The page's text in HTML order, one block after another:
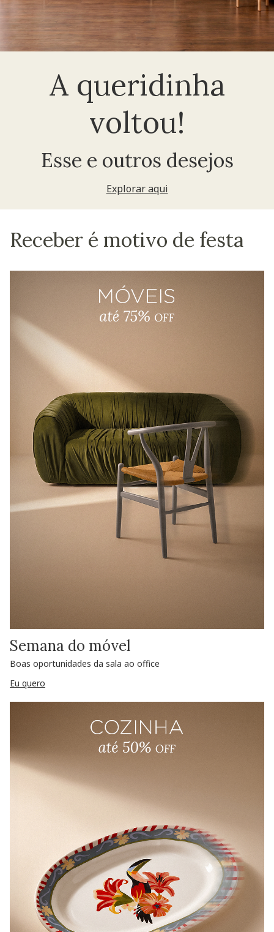
A queridinha
voltou!
Esse e outros desejos
Explorar aqui
Receber é motivo de festa
Semana do móvel
Boas oportunidades da sala ao office
Eu quero